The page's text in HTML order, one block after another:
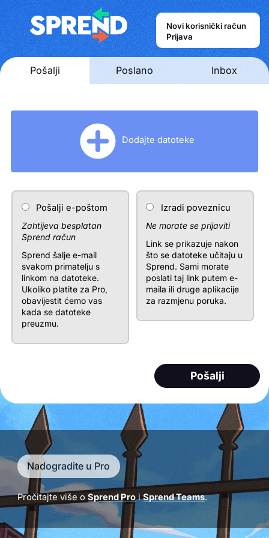
Novi korisnički račun
Prijava
Pošalji Poslano Inbox
Dodajte datoteke
Pošalji e-poštom
Zahtijeva besplatan
Sprend račun
Sprend šalje e-mail
svakom primatelju s
linkom na datoteke.
Ukoliko platite za Pro,
obavijestit ćemo vas
kada se datoteke
preuzmu.
Izradi poveznicu
Ne morate se prijaviti
Link se prikazuje nakon
što se datoteke učitaju u
Sprend. Sami morate
poslati taj link putem e-
maila ili druge aplikacije
za razmjenu poruka.
Pošalji
Nadogradite u Pro
Pročitajte više oSprend ProiSprend Teams.